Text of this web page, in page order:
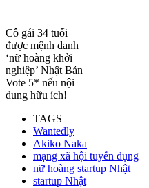
Cô gái 34 tuổi
được mệnh danh
‘nữ hoàng khởi
nghiệp’ Nhật Bản
Vote 5* nếu nội
dung hữu ích!
TAGS
Wantedly
Akiko Naka
mạng xã hội tuyển dụng
nữ hoàng startup Nhật
startup Nhật